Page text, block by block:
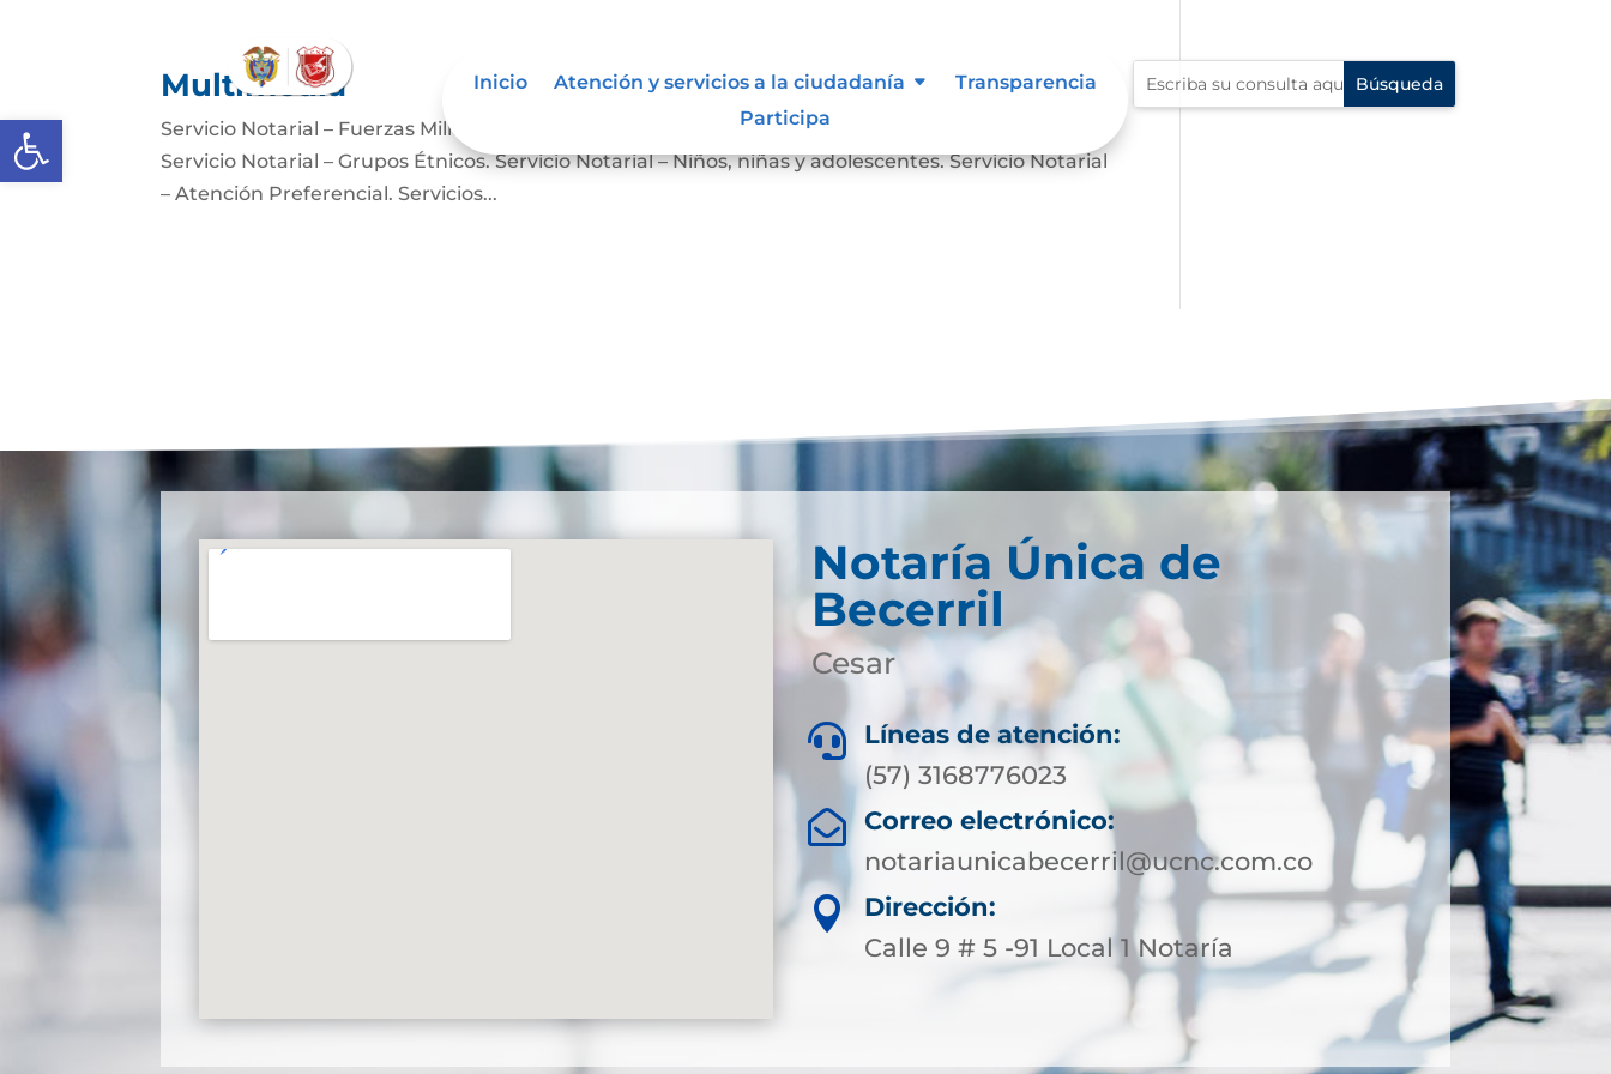
Abrir barra de herramientas
Inicio Atención y servicios a la ciudadanía
Transparencia
Participa
Multimedia
Servicio Notarial – Fuerzas Militares. Servicio Notarial – Personas en Situación de Discapacidad.
Servicio Notarial – Grupos Étnicos. Servicio Notarial – Niños, niñas y adolescentes. Servicio Notarial
– Atención Preferencial. Servicios...
Notaría Única de
Becerril
Cesar

Líneas de atención:
(57) 3168776023

Correo electrónico:
notariaunicabecerril@ucnc.com.co

Dirección:
Calle 9 # 5 -91 Local 1 Notaría